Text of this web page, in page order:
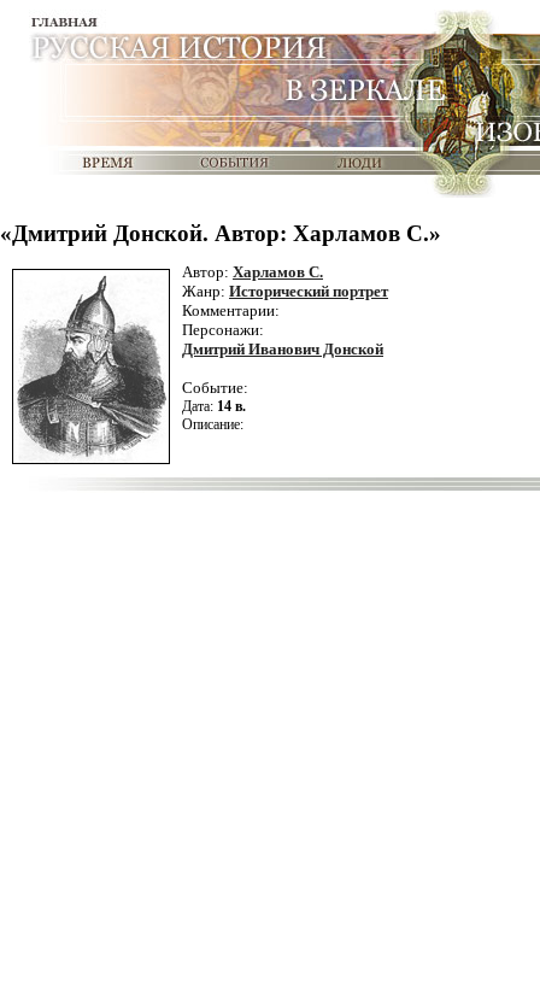
«Дмитрий Донской. Автор: Харламов С.»
Автор: Харламов С.
Жанр: Исторический портрет
Комментарии:
Персонажи:
Дмитрий Иванович Донской
Событие:
Дата: 14 в.
Описание: